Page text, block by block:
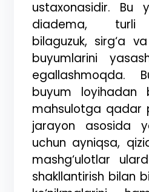
ustaxonasidir. Bu
diadema, turli
bilaguzuk, sirg‘a
buyumlarini
egallashmoqda.
buyum loyihadan
mahsulotga qadar
jarayon asosida
uchun ayniqsa,
mashg‘ulotlar
shakllantirish bilan